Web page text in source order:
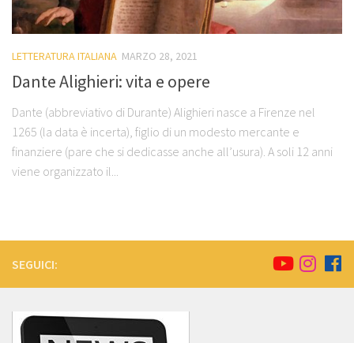
LETTERATURA ITALIANA MARZO 28, 2021
Dante Alighieri: vita e opere
Dante (abbreviativo di Durante) Alighieri nasce a Firenze nel
1265 (la data è incerta), figlio di un modesto mercante e
finanziere (pare che si dedicasse anche all’usura). A soli 12 anni
viene organizzato il...
SEGUICI: